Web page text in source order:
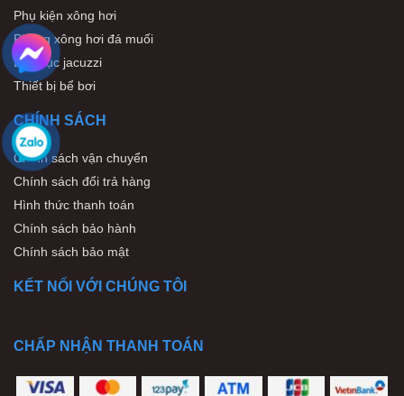
Phụ kiện xông hơi
Phòng xông hơi đá muối
Bồn sục jacuzzi
Thiết bị bể bơi
CHÍNH SÁCH
Chính sách vận chuyển
Chính sách đổi trả hàng
Hình thức thanh toán
Chính sách bảo hành
Chính sách bảo mật
KẾT NỐI VỚI CHÚNG TÔI
CHẤP NHẬN THANH TOÁN